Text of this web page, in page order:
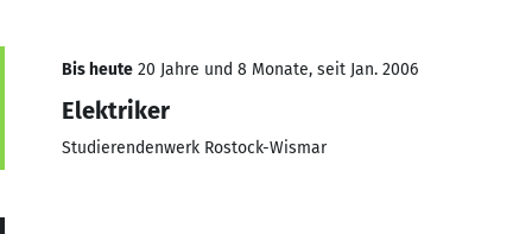
Bis heute 20 Jahre und 8 Monate, seit Jan. 2006
Elektriker
Studierendenwerk Rostock-Wismar